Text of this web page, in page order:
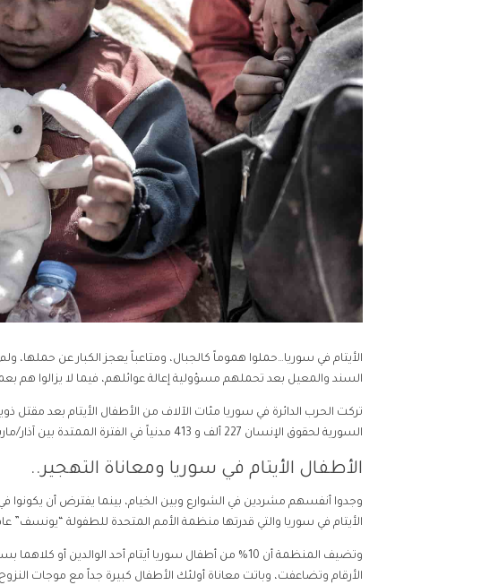
الأيتام في سوريا…حملوا هموماً كالجبال، ومتاعباً يعجز الكبار عن
السند والمعيل بعد تحملهم مسؤولية إعالة عوائلهم، فيما لا يزالوا هم
تركت الحرب الدائرة في سوريا مئات الآلاف من الأطفال الأيتام بعد
السورية لحقوق الإنسان 227 ألف و 413 مدنياً في الفترة الممتدة بين آذار/مارس 2011 و 2021
الأطفال الأيتام في سوريا ومعاناة التهجير..
وجدوا أنفسهم مشردين في الشوارع وبين الخيام، بينما يفترض أن
الأيتام في سوريا والتي قدرتها منظمة الأمم المتحدة للطفولة “يونسف” عام 2018 بقرابة المليون طفل، وقالت أن 90% منهم غير
وتضيف المنظمة أن 10% من أطفال سوريا أيتام أحد
الأرقام وتضاعفت، وباتت معاناة أولئك الأطفال كبيرة جداً مع موجات